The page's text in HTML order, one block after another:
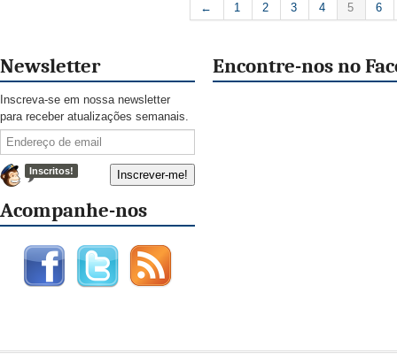
← 1 2 3 4 5 6
Newsletter
Inscreva-se em nossa newsletter
para receber atualizações semanais.
Inscritos!
Acompanhe-nos
Encontre-nos no